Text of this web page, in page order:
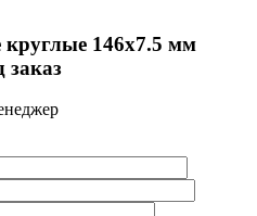
круглые 146x7.5 мм